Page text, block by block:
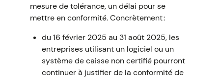
mesure de tolérance, un délai pour se
mettre en conformité. Concrètement :
du 16 février 2025 au 31 août 2025, les
entreprises utilisant un logiciel ou un
système de caisse non certifié pourront
continuer à justifier de la conformité de